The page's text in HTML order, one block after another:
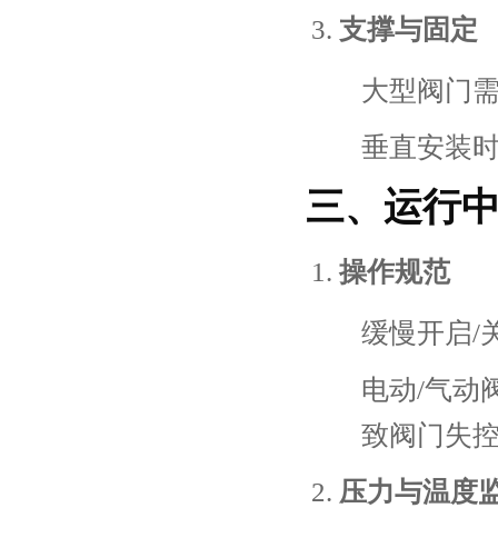
支撑与固定
大型阀门
垂直安装
三、运行
操作规范
缓慢开启/
电动/气动
致阀门失
压力与温度